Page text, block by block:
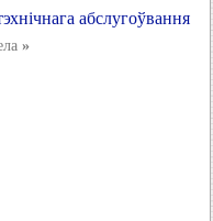
абслугоўвання
»